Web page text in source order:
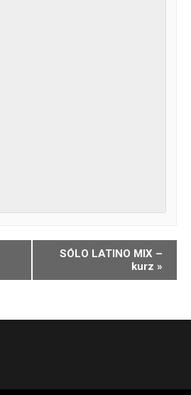
SÓLO LATINO MIX –
kurz »